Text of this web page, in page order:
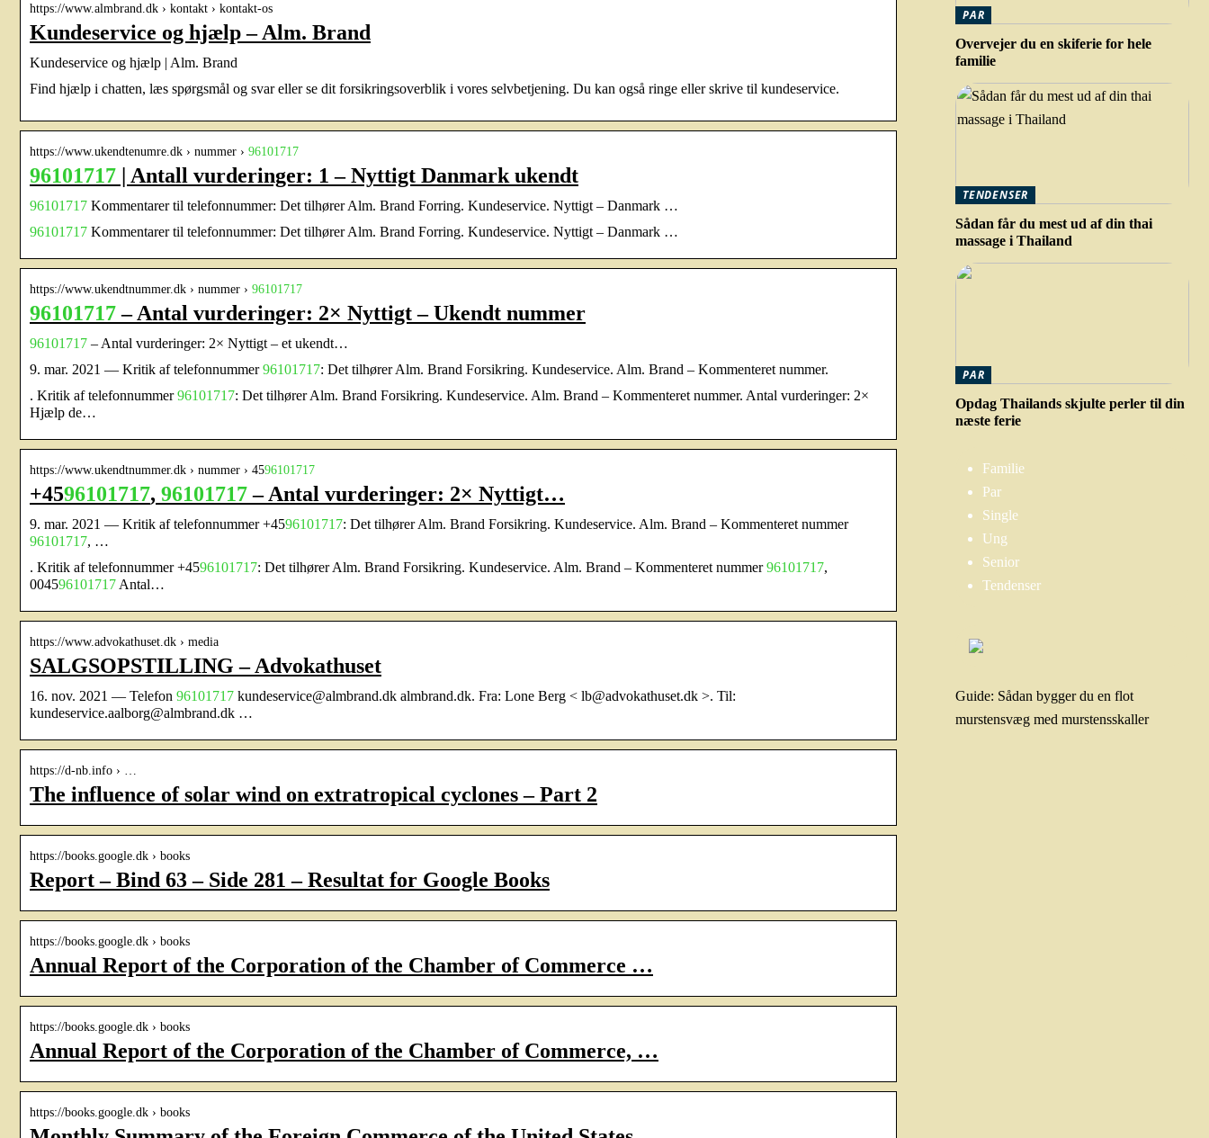
https://www.almbrand.dk › kontakt › kontakt-os
Kundeservice og hjælp – Alm. Brand
Kundeservice og hjælp | Alm. Brand
Find hjælp i chatten, læs spørgsmål og svar eller se dit forsikringsoverblik i vores selvbetjening. Du kan også ringe eller skrive til kundeservice.
https://www.ukendtenumre.dk › nummer › 96101717
96101717 | Antall vurderinger: 1 – Nyttigt Danmark ukendt
96101717 Kommentarer til telefonnummer: Det tilhører Alm. Brand Forring. Kundeservice. Nyttigt – Danmark …
96101717 Kommentarer til telefonnummer: Det tilhører Alm. Brand Forring. Kundeservice. Nyttigt – Danmark …
https://www.ukendtnummer.dk › nummer › 96101717
96101717– Antal vurderinger: 2× Nyttigt – Ukendt nummer
96101717 – Antal vurderinger: 2× Nyttigt – et ukendt…
9. mar. 2021 — Kritik af telefonnummer96101717: Det tilhører Alm. Brand Forsikring. Kundeservice. Alm. Brand – Kommenteret nummer.
. Kritik af telefonnummer96101717: Det tilhører Alm. Brand Forsikring. Kundeservice. Alm. Brand – Kommenteret nummer. Antal vurderinger: 2×
Hjælp de…
https://www.ukendtnummer.dk › nummer › 4596101717
+4596101717, 96101717– Antal vurderinger: 2× Nyttigt…
9. mar. 2021 — Kritik af telefonnummer +4596101717: Det tilhører Alm. Brand Forsikring. Kundeservice. Alm. Brand – Kommenteret nummer
96101717, …
. Kritik af telefonnummer +4596101717: Det tilhører Alm. Brand Forsikring. Kundeservice. Alm. Brand – Kommenteret nummer96101717,
004596101717 Antal…
https://www.advokathuset.dk › media
SALGSOPSTILLING – Advokathuset
16. nov. 2021 — Telefon 96101717 kundeservice@almbrand.dk almbrand.dk. Fra: Lone Berg < lb@advokathuset.dk >. Til:
kundeservice.aalborg@almbrand.dk …
https://d-nb.info › …
The influence of solar wind on extratropical cyclones – Part 2
https://books.google.dk › books
Report – Bind 63 – Side 281 – Resultat for Google Books
https://books.google.dk › books
Annual Report of the Corporation of the Chamber of Commerce …
https://books.google.dk › books
Annual Report of the Corporation of the Chamber of Commerce, …
https://books.google.dk › books
PAR
Overvejer du en skiferie for hele
familie
TENDENSER
Sådan får du mest ud af din thai
massage i Thailand
PAR
Opdag Thailands skjulte perler til din
næste ferie
Familie
Par
Single
Ung
Senior
Tendenser
Guide: Sådan bygger du en flot
murstensvæg med murstensskaller